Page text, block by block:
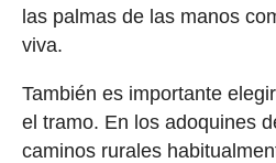
las palmas de las manos
viva.
También es importante
el tramo. En los adoquines
caminos rurales